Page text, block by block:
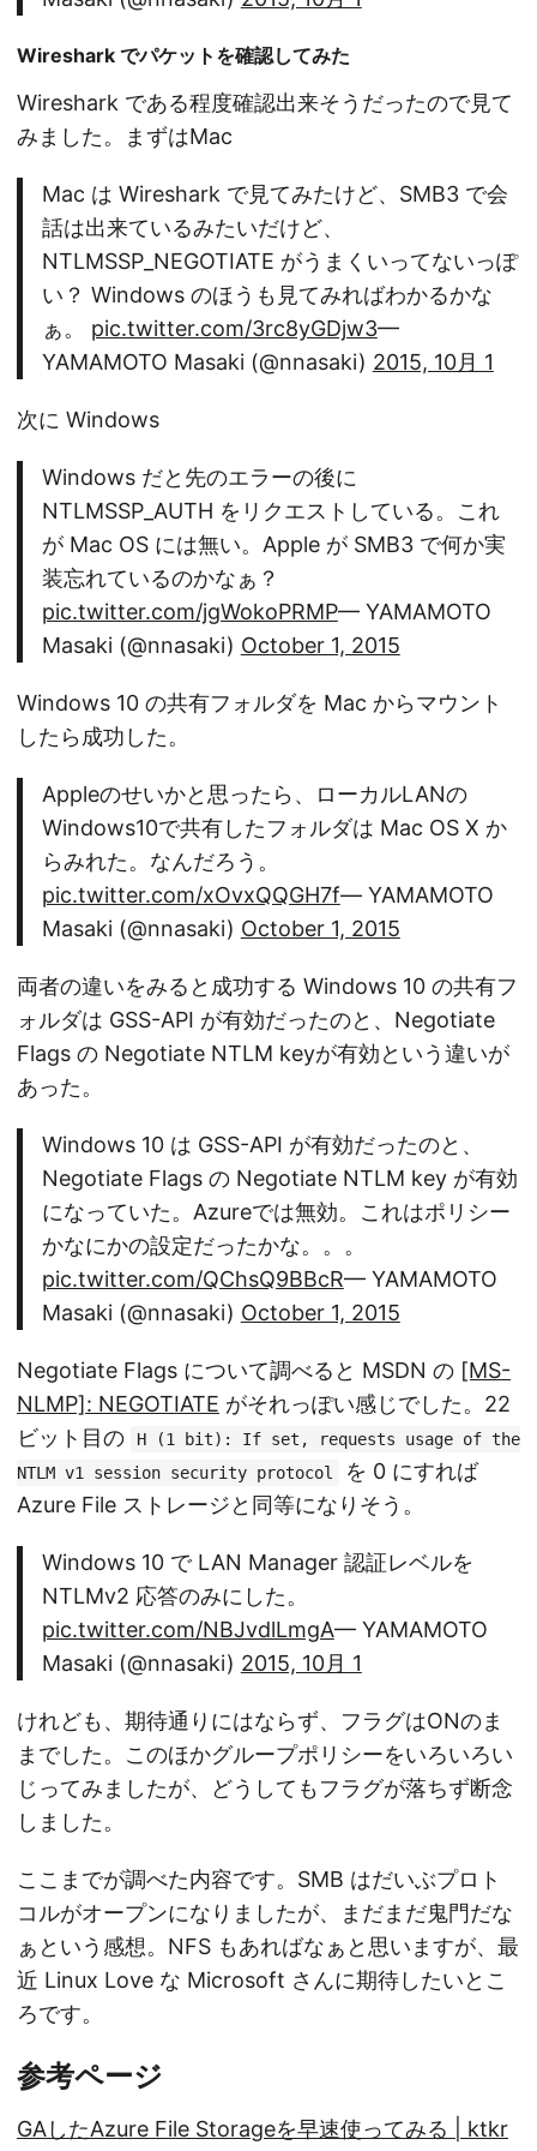
Wireshark でパケットを確認してみた
Wireshark である程度確認出来そうだったので見て
みました。まずはMac
Mac は Wireshark で見てみたけど、SMB3 で会
話は出来ているみたいだけど、
NTLMSSP_NEGOTIATE がうまくいってないっぽ
い？ Windows のほうも見てみればわかるかな
ぁ。 pic.twitter.com/3rc8yGDjw3—
YAMAMOTO Masaki (@nnasaki) 2015, 10月 1
次に Windows
Windows だと先のエラーの後に
NTLMSSP_AUTH をリクエストしている。これ
が Mac OS には無い。Apple が SMB3 で何か実
装忘れているのかなぁ？
pic.twitter.com/jgWokoPRMP— YAMAMOTO
Masaki (@nnasaki) October 1, 2015
Windows 10 の共有フォルダを Mac からマウント
したら成功した。
Appleのせいかと思ったら、ローカルLANの
Windows10で共有したフォルダは Mac OS X か
らみれた。なんだろう。
pic.twitter.com/xOvxQQGH7f— YAMAMOTO
Masaki (@nnasaki) October 1, 2015
両者の違いをみると成功する Windows 10 の共有フ
ォルダは GSS-API が有効だったのと、Negotiate
Flags の Negotiate NTLM keyが有効という違いが
あった。
Windows 10 は GSS-API が有効だったのと、
Negotiate Flags の Negotiate NTLM key が有効
になっていた。Azureでは無効。これはポリシー
かなにかの設定だったかな。。。
pic.twitter.com/QChsQ9BBcR— YAMAMOTO
Masaki (@nnasaki) October 1, 2015
Negotiate Flags について調べると MSDN の [MS-
NLMP]: NEGOTIATE がそれっぽい感じでした。22
ビット目の
H (1 bit): If set, requests usage of the
NTLM v1 session security protocol
を 0 にすれば
Azure File ストレージと同等になりそう。
Windows 10 で LAN Manager 認証レベルを
NTLMv2 応答のみにした。
pic.twitter.com/NBJvdlLmgA— YAMAMOTO
Masaki (@nnasaki) 2015, 10月 1
けれども、期待通りにはならず、フラグはONのま
までした。このほかグループポリシーをいろいろい
じってみましたが、どうしてもフラグが落ちず断念
しました。
ここまでが調べた内容です。SMB はだいぶプロト
コルがオープンになりましたが、まだまだ鬼門だな
ぁという感想。NFS もあればなぁと思いますが、最
近 Linux Love な Microsoft さんに期待したいとこ
ろです。
参考ページ
GAしたAzure File Storageを早速使ってみる | ktkr